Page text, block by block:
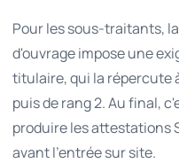
Pour les sous-traitants,
d'ouvrage impose une
titulaire, qui la répercute
puis de rang 2. Au final,
produire les attestations
avant l'entrée sur site.